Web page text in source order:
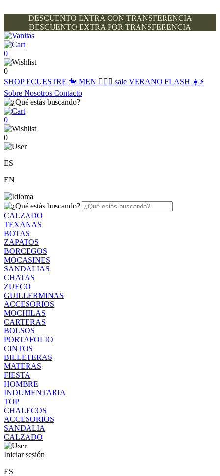
DESCUENTO EXTRA CON TRANSFERENCIA
DESCUENTO EXTRA POR TRANSFERENCIA
0
0
SHOPECUESTRE 🐎 MEN 🙋🏽‍♂️ sale VERANO FLASH ☀️⚡️
Sobre Nosotros Contacto
0
0
ES
EN
CALZADO
TEXANAS
BOTAS
ZAPATOS
BORCEGOS
MOCASINES
SANDALIAS
CHATAS
ZUECO
GUILLERMINAS
ACCESORIOS
MOCHILAS
CARTERAS
BOLSOS
PORTAFOLIO
CINTOS
BILLETERAS
MATERAS
FIESTA
HOMBRE
INDUMENTARIA
TOP
CHALECOS
ACCESORIOS
SANDALIA
CALZADO
Iniciar sesión
ES